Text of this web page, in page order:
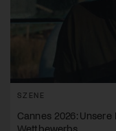
SZENE
Cannes 2026:
Wettbewerbs